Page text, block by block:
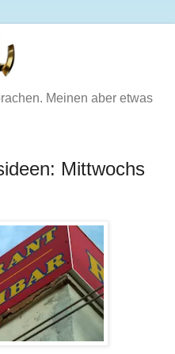
Meinen aber etwas
Mittwochs